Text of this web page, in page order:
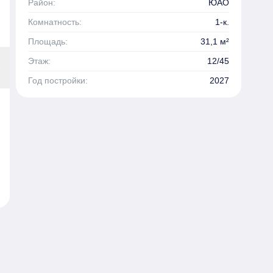
Район:
ЮАО
Комнатность:
1-к.
Площадь:
31,1 м²
Этаж:
12/45
Год постройки:
2027